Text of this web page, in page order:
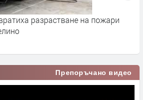
разрастване на пожари
Препоръчано видео